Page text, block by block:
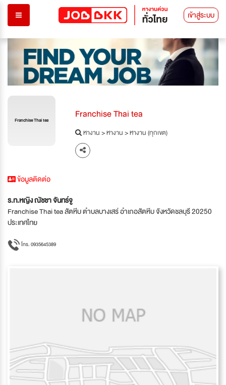
เข้าสู่ระบบ
Franchise Thai tea Franchise Thai tea
หางาน>หางาน>หางาน (ทุกเขต)
ข้อมูลติดต่อ
ร.ท.หญิง ณัชชา จันทร์จู
Franchise Thai tea สัตหีบ ตำบลบางเสร่ อำเภอสัตหีบ จังหวัดชลบุรี 20250
ประเทศไทย
โทร. 0935645389